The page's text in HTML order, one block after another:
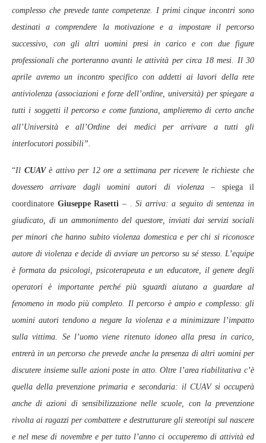
complesso che prevede tante competenze. I primi cinque incontri sono
destinati a comprendere la motivazione e a impostare il percorso
successivo, con gli altri uomini presi in carico e con due figure
professionali che porteranno avanti le attività per circa 18 mesi. Il 30
aprile avremo un incontro specifico con addetti ai lavori della rete
antiviolenza (associazioni e forze dell’ordine, università) per spiegare a
tutti i soggetti il percorso e come funziona, amplieremo di certo anche
all’Università e all’Ordine dei medici per arrivare a tutti gli
interlocutori possibili”.
“Il CUAVè attivo per 12 ore a settimana per ricevere le richieste che
dovessero arrivare dagli uomini autori di violenza – spiega il
coordinatore Giuseppe Rasetti – . Si arriva: a seguito di sentenza in
giudicato, di un ammonimento del questore, inviati dai servizi sociali
per minori che hanno subito violenza domestica e per chi si riconosce
autore di violenza e decide di avviare un percorso su sé stesso. L’equipe
è formata da psicologi, psicoterapeuta e un educatore, il genere degli
operatori è importante perché più sguardi aiutano a guardare al
fenomeno in modo più completo. Il percorso è ampio e complesso: gli
uomini autori tendono a negare la violenza e a minimizzare l’impatto
sulla vittima. Se l’uomo viene ritenuto idoneo alla presa in carico,
entrerà in un percorso che prevede anche la presenza di altri uomini per
discutere insieme sulle azioni poste in atto. Oltre l’area riabilitativa c’è
quella della prevenzione primaria e secondaria: il CUAV si occuperà
anche di azioni di sensibilizzazione nelle scuole, con la prevenzione
rivolta ai ragazzi per combattere e destrutturare gli stereotipi sul nascere
e nel mese di novembre e per tutto l’anno ci occuperemo di attività ed